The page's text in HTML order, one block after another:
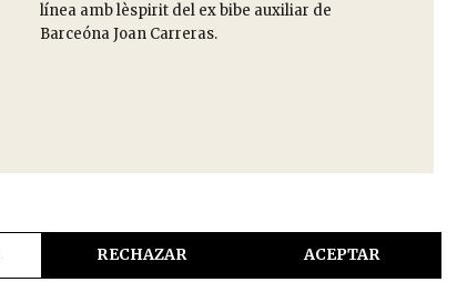
línea amb lèspirit del ex bibe auxiliar de
Barceóna Joan Carreras.
RECHAZAR ACEPTAR